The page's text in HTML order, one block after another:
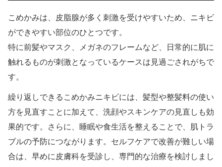
こめかみは、皮脂腺が多く刺激を受けやすいため、ニキビ
ができやすい部位のひとつです。
特に前髪やマスク、メガネのフレームなど、日常的に肌に
触れるものが刺激となっているケースは見過ごされがちで
す。
繰り返しできるこめかみニキビには、髪型や整髪料の使い
方を見直すことに加えて、洗顔やスキンケアの見直しも効
果的です。さらに、睡眠や食生活を整えることで、肌トラ
ブルの予防につながります。セルフケアで改善が難しい場
合は、早めに皮膚科を受診し、専門的な治療を検討しまし